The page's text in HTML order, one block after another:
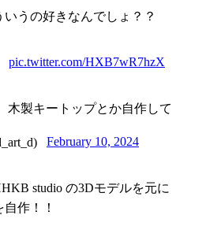
いうの好きなんでしょ？？
pic.twitter.com/HXB7wR7hzX
製キートップとか自作して
February 10, 2024
studio の3Dモデルを元に
作！！